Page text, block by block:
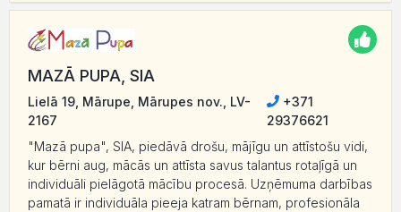
MAZĀ PUPA, SIA
Lielā 19, Mārupe, Mārupes nov., LV-
2167
+371
29376621
"Mazā pupa", SIA, piedāvā drošu, mājīgu un attīstošu vidi,
kur bērni aug, mācās un attīsta savus talantus rotaļīgā un
individuāli pielāgotā mācību procesā. Uzņēmuma darbības
pamatā ir individuāla pieeja katram bērnam, profesionāla